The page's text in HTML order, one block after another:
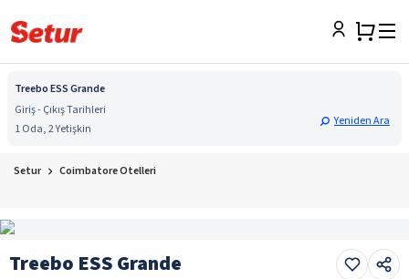
Treebo ESS Grande
Giriş - Çıkış Tarihleri
1 Oda, 2 Yetişkin
Yeniden Ara
Setur Coimbatore Otelleri
Treebo ESS Grande